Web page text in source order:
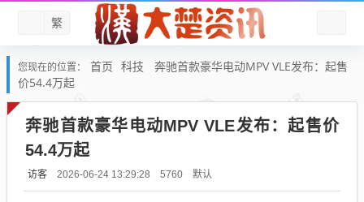
繁
您现在的位置： 首页 科技
奔驰首款豪华电动MPV VLE发布：起售
价54.4万起
奔驰首款豪华电动MPV VLE发布：起售价
54.4万起
访客 2026-06-24 13:29:28 5760 默认